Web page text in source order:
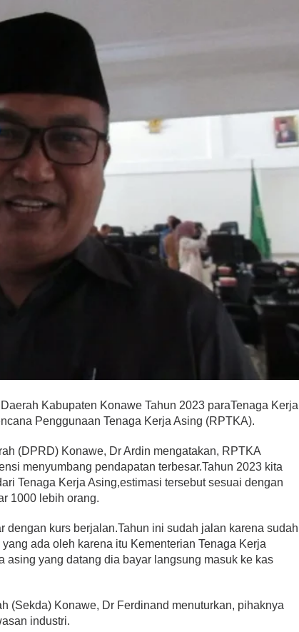
Kabupaten Konawe Tahun 2023 paraTenaga Kerja
Penggunaan Tenaga Kerja Asing (RPTKA).
(DPRD) Konawe, Dr Ardin mengatakan, RPTKA
menyumbang pendapatan terbesar.Tahun 2023 kita
Tenaga Kerja Asing,estimasi tersebut sesuai dengan
1000 lebih orang.
dengan kurs berjalan.Tahun ini sudah jalan karena sudah
ada oleh karena itu Kementerian Tenaga Kerja
asing yang datang dia bayar langsung masuk ke kas
(Sekda) Konawe, Dr Ferdinand menuturkan, pihaknya
industri.